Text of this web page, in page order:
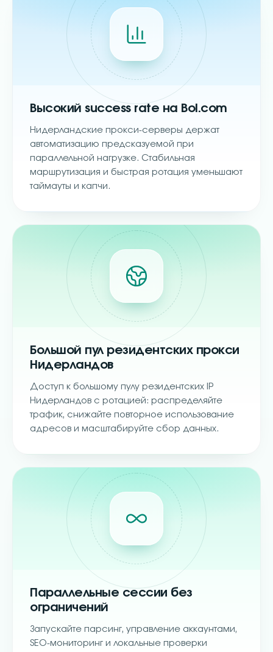
Высокий success rate на Bol.com
Нидерландские прокси-серверы держат
автоматизацию предсказуемой при
параллельной нагрузке. Стабильная
маршрутизация и быстрая ротация уменьшают
таймауты и капчи.
Большой пул резидентских прокси
Нидерландов
Доступ к большому пулу резидентских IP
Нидерландов с ротацией: распределяйте
трафик, снижайте повторное использование
адресов и масштабируйте сбор данных.
Параллельные сессии без
ограничений
Запускайте парсинг, управление аккаунтами,
SEO-мониторинг и локальные проверки